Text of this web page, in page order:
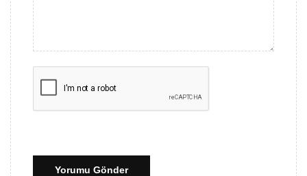
Yorumu Gönder